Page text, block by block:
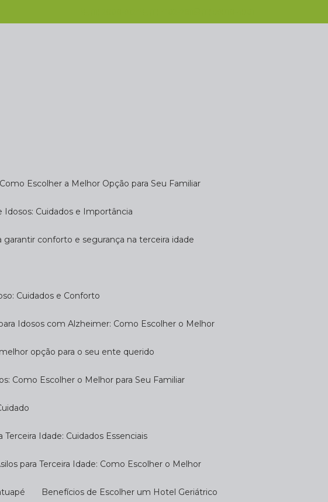
Como Escolher a Melhor Opção para Seu Familiar
Idosos: Cuidados e Importância
garantir conforto e segurança na terceira idade
Cuidados e Conforto
para Idosos com Alzheimer: Como Escolher o Melhor
opção para o seu ente querido
Como Escolher o Melhor para Seu Familiar
Terceira Idade: Cuidados Essenciais
Asilos para Terceira Idade: Como Escolher o Melhor
Benefícios de Escolher um Hotel Geriátrico